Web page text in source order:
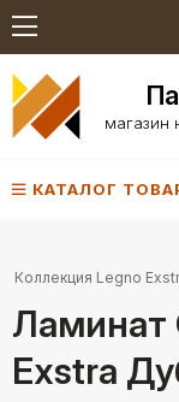
магазин
КАТАЛОГ
Коллекция Legno
Ламинат
Exstra